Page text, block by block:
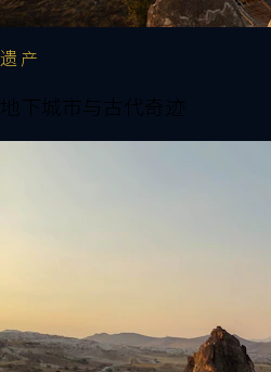
遗产
地下城市与古代奇迹